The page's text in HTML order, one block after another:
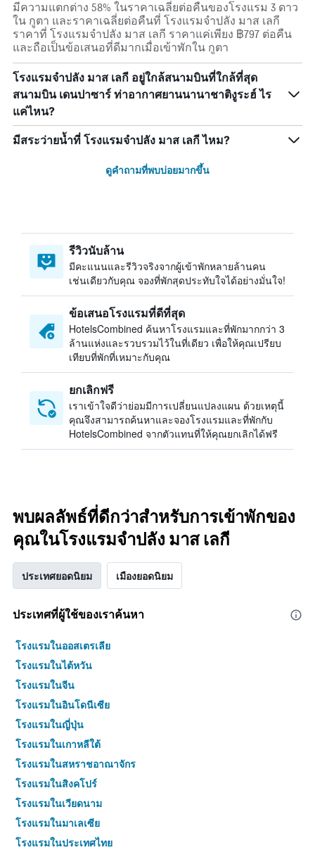
มีความแตกต่าง 58% ในราคาเฉลี่ยต่อคืนของโรงแรม 3 ดาว
ใน กูตา และราคาเฉลี่ยต่อคืนที่ โรงแรมจำปลัง มาส เลกี
ราคาที่ โรงแรมจำปลัง มาส เลกี ราคาแค่เพียง ฿797 ต่อคืน
และถือเป็นข้อเสนอที่ดีมากเมื่อเข้าพักใน กูตา
โรงแรมจำปลัง มาส เลกี อยู่ใกล้สนามบินที่ใกล้ที่สุด
สนามบิน เดนปาซาร์ ท่าอากาศยานนานาชาติงูระฮ์ ไร
แค่ไหน?
มีสระว่ายน้ำที่ โรงแรมจำปลัง มาส เลกี ไหม?
ดูคำถามที่พบบ่อยมากขึ้น
รีวิวนับล้าน
มีคะแนนและรีวิวจริงจากผู้เข้าพักหลายล้านคน
เช่นเดียวกับคุณ จองที่พักสุดประทับใจได้อย่างมั่นใจ!
ข้อเสนอโรงแรมที่ดีที่สุด
HotelsCombined ค้นหาโรงแรมและที่พักมากกว่า 3
ล้านแห่งและรวบรวมไว้ในที่เดียว เพื่อให้คุณเปรียบ
เทียบที่พักที่เหมาะกับคุณ
ยกเลิกฟรี
เราเข้าใจดีว่าย่อมมีการเปลี่ยนแปลงแผน ด้วยเหตุนี้
คุณจึงสามารถค้นหาและจองโรงแรมและที่พักกับ
HotelsCombined จากตัวแทนที่ให้คุณยกเลิกได้ฟรี
พบผลลัพธ์ที่ดีกว่าสำหรับการเข้าพักของ
คุณในโรงแรมจำปลัง มาส เลกี
ประเทศยอดนิยม เมืองยอดนิยม
ประเทศที่ผู้ใช้ของเราค้นหา
โรงแรมในออสเตรเลีย
โรงแรมในไต้หวัน
โรงแรมในจีน
โรงแรมในอินโดนีเซีย
โรงแรมในญี่ปุ่น
โรงแรมในเกาหลีใต้
โรงแรมในสหราชอาณาจักร
โรงแรมในสิงคโปร์
โรงแรมในเวียดนาม
โรงแรมในมาเลเซีย
โรงแรมในประเทศไทย